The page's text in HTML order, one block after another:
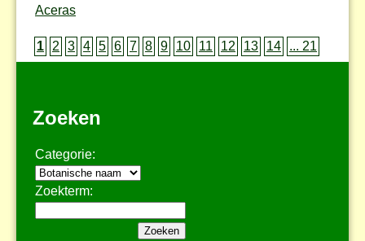
Aceras
1 2 3 4 5 6 7 8 9 10 11 12 13 14 ... 21
Zoeken
Categorie:
Zoekterm: